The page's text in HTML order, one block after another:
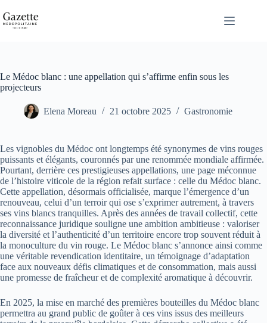
au
contenu
Le Médoc blanc : une appellation qui s’affirme enfin sous les
projecteurs
Elena Moreau 21 octobre 2025 Gastronomie
Les vignobles du Médoc ont longtemps été synonymes de vins rouges
puissants et élégants, couronnés par une renommée mondiale affirmée.
Pourtant, derrière ces prestigieuses appellations, une page méconnue
de l’histoire viticole de la région refait surface : celle du Médoc blanc.
Cette appellation, désormais officialisée, marque l’émergence d’un
renouveau, celui d’un terroir qui ose s’exprimer autrement, à travers
ses vins blancs tranquilles. Après des années de travail collectif, cette
reconnaissance juridique souligne une ambition ambitieuse : valoriser
la diversité et l’authenticité d’un territoire encore trop souvent réduit à
la monoculture du vin rouge. Le Médoc blanc s’annonce ainsi comme
une véritable revendication identitaire, un témoignage d’adaptation
face aux nouveaux défis climatiques et de consommation, mais aussi
une promesse de fraîcheur et de complexité aromatique à découvrir.
En 2025, la mise en marché des premières bouteilles du Médoc blanc
permettra au grand public de goûter à ces vins issus des meilleurs